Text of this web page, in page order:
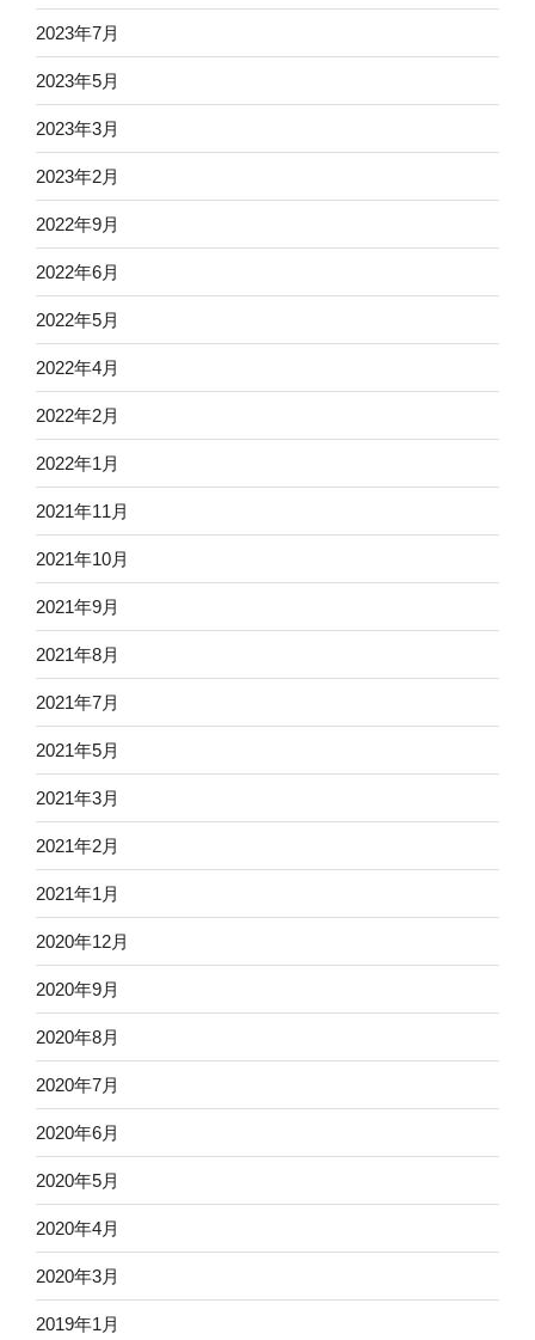
2023年7月
2023年5月
2023年3月
2023年2月
2022年9月
2022年6月
2022年5月
2022年4月
2022年2月
2022年1月
2021年11月
2021年10月
2021年9月
2021年8月
2021年7月
2021年5月
2021年3月
2021年2月
2021年1月
2020年12月
2020年9月
2020年8月
2020年7月
2020年6月
2020年5月
2020年4月
2020年3月
2019年1月